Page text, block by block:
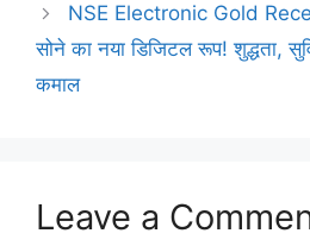
NSE Electronic Gold
सोने का नया डिजिटल रूप! शुद्धता,
कमाल
Leave a